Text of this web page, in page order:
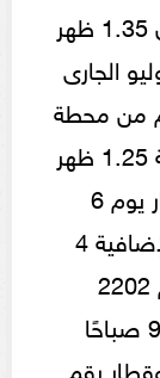
الإسكندرية 9.50 مساء ليصل أسوان 1.35 ظهر
على أن يقوم يوم 28 يوليو الجارى
من محطة
أسوان 9.40 مساء ليصل الإسكندرية 1.25 ظهر
اليوم التالى على أن يقوم هذا القطار يوم 6
أغسطس فقط. وتحوى القطارات الإضافية 4
قطارات مميزة (عادية) وهىقطار رقم 2202
مميز يتحرك من محطة القاهرة 9:15 صباحًا
مساءً، وقطار رقم